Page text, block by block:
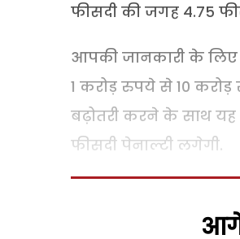
फीसदी की जगह 4.75
आपकी जानकारी के लिए
1 करोड़ रुपये से 10
बढ़ोतरी करने के साथ
फीसदी पेनाल्टी लगेगी.
आगे